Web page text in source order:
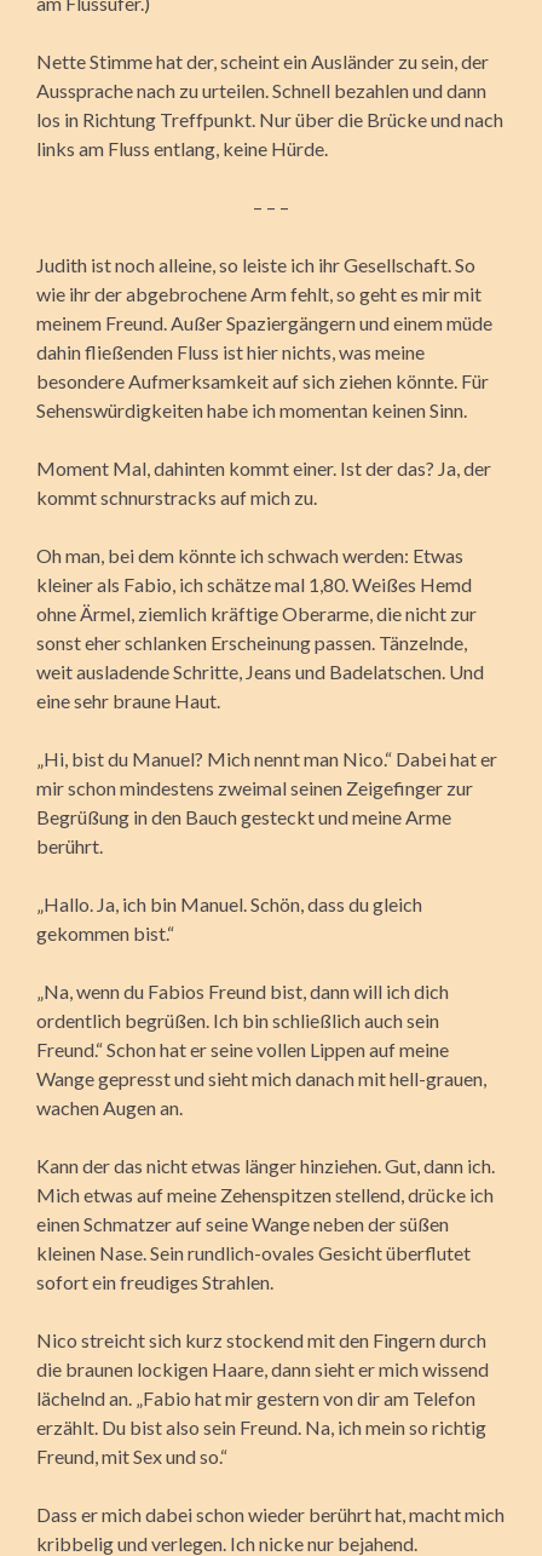
Nette Stimme hat der, scheint ein Ausländer zu sein, der
Aussprache nach zu urteilen. Schnell bezahlen und dann
los in Richtung Treffpunkt. Nur über die Brücke und nach
links am Fluss entlang, keine Hürde.
– – –
Judith ist noch alleine, so leiste ich ihr Gesellschaft. So
wie ihr der abgebrochene Arm fehlt, so geht es mir mit
meinem Freund. Außer Spaziergängern und einem müde
dahin fließenden Fluss ist hier nichts, was meine
besondere Aufmerksamkeit auf sich ziehen könnte. Für
Sehenswürdigkeiten habe ich momentan keinen Sinn.
Moment Mal, dahinten kommt einer. Ist der das? Ja, der
kommt schnurstracks auf mich zu.
Oh man, bei dem könnte ich schwach werden: Etwas
kleiner als Fabio, ich schätze mal 1,80. Weißes Hemd
ohne Ärmel, ziemlich kräftige Oberarme, die nicht zur
sonst eher schlanken Erscheinung passen. Tänzelnde,
weit ausladende Schritte, Jeans und Badelatschen. Und
eine sehr braune Haut.
„Hi, bist du Manuel? Mich nennt man Nico.“ Dabei hat er
mir schon mindestens zweimal seinen Zeigefinger zur
Begrüßung in den Bauch gesteckt und meine Arme
berührt.
„Hallo. Ja, ich bin Manuel. Schön, dass du gleich
gekommen bist.“
„Na, wenn du Fabios Freund bist, dann will ich dich
ordentlich begrüßen. Ich bin schließlich auch sein
Freund.“ Schon hat er seine vollen Lippen auf meine
Wange gepresst und sieht mich danach mit hell-grauen,
wachen Augen an.
Kann der das nicht etwas länger hinziehen. Gut, dann ich.
Mich etwas auf meine Zehenspitzen stellend, drücke ich
einen Schmatzer auf seine Wange neben der süßen
kleinen Nase. Sein rundlich-ovales Gesicht überflutet
sofort ein freudiges Strahlen.
Nico streicht sich kurz stockend mit den Fingern durch
die braunen lockigen Haare, dann sieht er mich wissend
lächelnd an. „Fabio hat mir gestern von dir am Telefon
erzählt. Du bist also sein Freund. Na, ich mein so richtig
Freund, mit Sex und so.“
Dass er mich dabei schon wieder berührt hat, macht mich
kribbelig und verlegen. Ich nicke nur bejahend.